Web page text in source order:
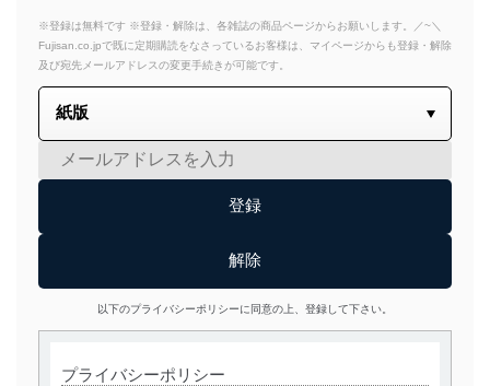
※登録は無料です ※登録・解除は、各雑誌の商品ページからお願いします。／~＼
Fujisan.co.jpで既に定期購読をなさっているお客様は、マイページからも登録・解除
及び宛先メールアドレスの変更手続きが可能です。
以下のプライバシーポリシーに同意の上、登録して下さい。
プライバシーポリシー